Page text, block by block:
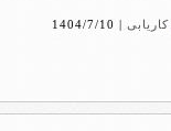
کاریابی|
1404/7/10